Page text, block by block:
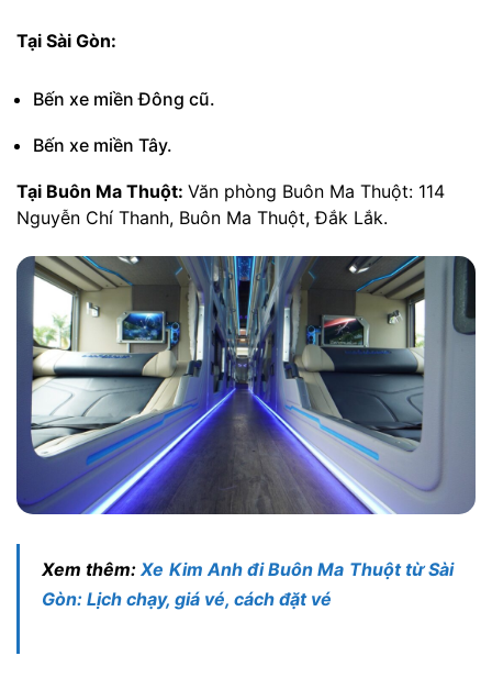
Tại Sài Gòn:
Bến xe miền Đông cũ.
Bến xe miền Tây.
Tại Buôn Ma Thuột: Văn phòng Buôn Ma Thuột: 114
Nguyễn Chí Thanh, Buôn Ma Thuột, Đắk Lắk.
Xem thêm:Xe Kim Anh đi Buôn Ma Thuột từ Sài
Gòn: Lịch chạy, giá vé, cách đặt vé